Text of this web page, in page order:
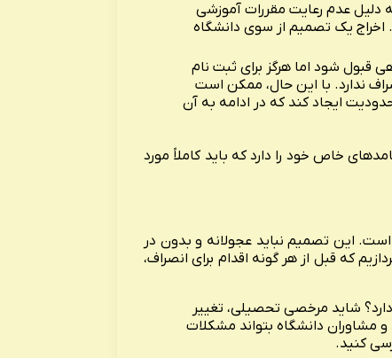
عدم رعایت مقررات آموزشی
اخراج یک تصمیم از سوی دانشگاه
قبول شود اما هرگز برای ثبت نام
ندارد. با این حال، ممکن است
ایجاد کند که در ادامه به آن
خاص خود را دارد که باید کاملاً مورد
این تصمیم نباید عجولانه و بدون در
که قبل از هر گونه اقدام برای انصراف،
شاید مرخصی تحصیلی، تغییر
و مشاوران دانشگاه بتواند مشکلات
کنید.